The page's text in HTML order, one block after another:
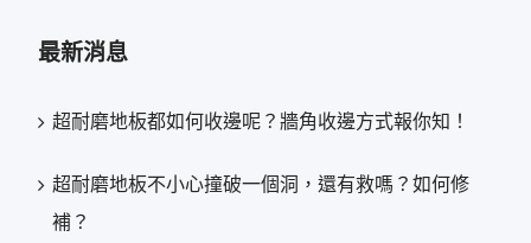
最新消息
超耐磨地板都如何收邊呢？牆角收邊方式報你知！
超耐磨地板不小心撞破一個洞，還有救嗎？如何修
補？